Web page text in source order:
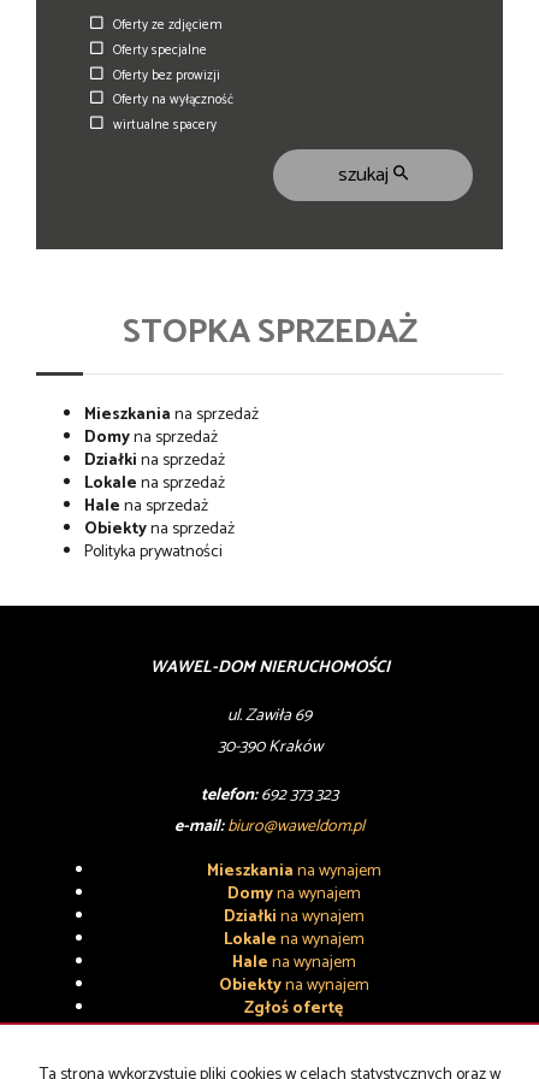
Oferty ze zdjęciem
Oferty specjalne
Oferty bez prowizji
Oferty na wyłączność
wirtualne spacery
szukaj
STOPKA SPRZEDAŻ
Mieszkaniana sprzedaż
Domyna sprzedaż
Działkina sprzedaż
Lokalena sprzedaż
Halena sprzedaż
Obiektyna sprzedaż
Polityka prywatności
WAWEL-DOM NIERUCHOMOŚCI
ul. Zawiła 69
30-390 Kraków
telefon:692 373 323
e-mail:biuro@waweldom.pl
Mieszkaniana wynajem
Domyna wynajem
Działkina wynajem
Lokalena wynajem
Halena wynajem
Obiektyna wynajem
Zgłoś ofertę
Domyna sprzedaż